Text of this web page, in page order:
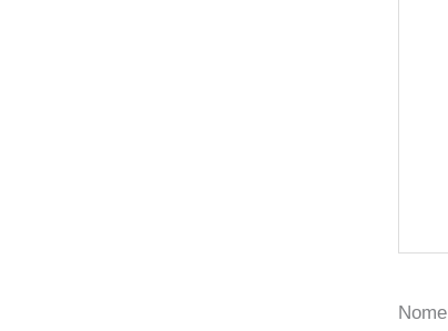
Nome